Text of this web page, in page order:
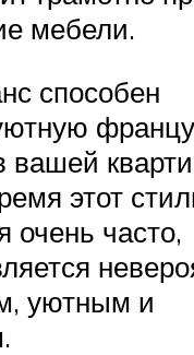
мебели.
способен
вашей
этот
очень часто,
уютным и